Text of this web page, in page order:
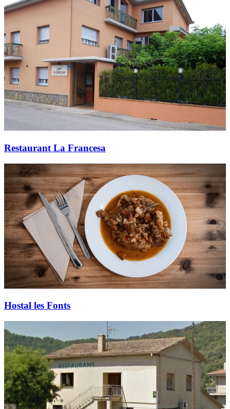
Restaurant La Francesa
Hostal les Fonts